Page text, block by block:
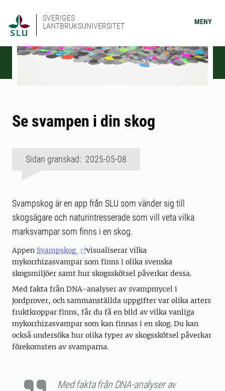
SVERIGES
LANTBRUKSUNIVERSITET
MENY
Se svampen i din skog
Sidan granskad: 2025-05-08
Svampskog är en app från SLU som vänder sig till
skogsägare och naturintresserade som vill veta vilka
marksvampar som finns i en skog.
Appen Svampskog
visualiserar vilka
mykorrhizasvampar som finns i olika svenska
skogsmiljöer samt hur skogsskötsel påverkar dessa.
Med fakta från DNA-analyser av svampmycel i
jordprover, och sammanställda uppgifter var olika arters
fruktkroppar finns, får du få en bild av vilka vanliga
mykorrhizasvampar som kan finnas i en skog. Du kan
också undersöka hur olika typer av skogsskötsel påverkar
förekomsten av svamparna.
Med fakta från DNA-analyser av